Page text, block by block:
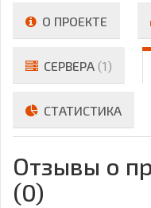
О ПРОЕКТЕ
СЕРВЕРА (1)
СТАТИСТИКА
Отзывы о
(0)